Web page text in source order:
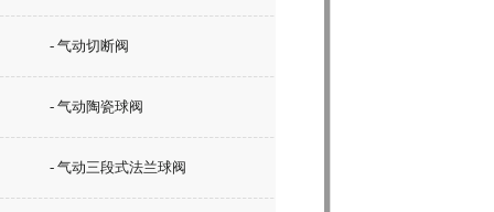
- 气动切断阀
- 气动陶瓷球阀
- 气动三段式法兰球阀